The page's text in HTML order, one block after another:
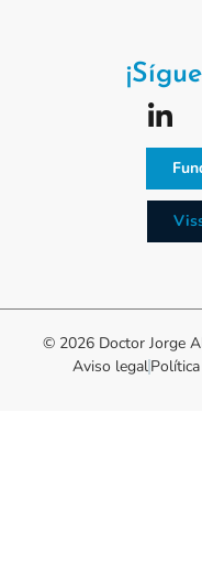
© 2026 Doctor Jorge
Aviso legal